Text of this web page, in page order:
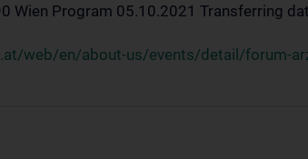
Wien Program 05.10.2021 Transferring
web/en/about-us/events/detail/forum-